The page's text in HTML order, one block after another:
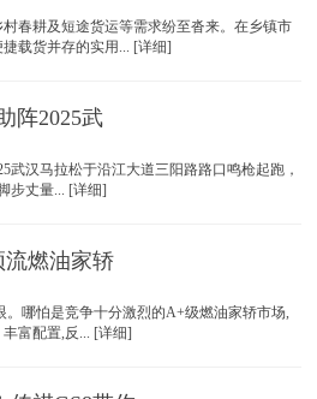
耕及短途货运等需求纷至沓来。在乡镇市
载货并存的实用... [详细]
阵2025武
汉马拉松于沿江大道三阳路路口鸣枪起跑，
步丈量... [详细]
流燃油家轿
哪怕是竞争十分激烈的A+级燃油家轿市场,
富配置,反... [详细]